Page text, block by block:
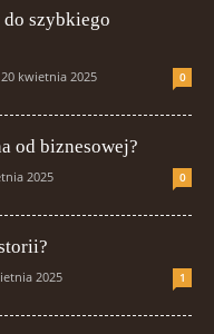
szybkiego
20 kwietnia 2025 0
od biznesowej?
2025 0
2025 1